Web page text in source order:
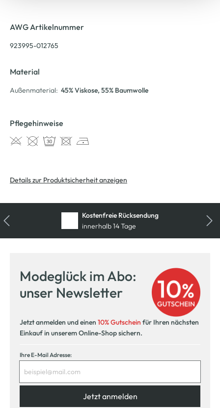
AWG Artikelnummer
923995-012765
Material
Außenmaterial: 45% Viskose, 55% Baumwolle
Pflegehinweise
Details zur Produktsicherheit anzeigen
Kostenfreie Rücksendung
innerhalb 14 Tage
Modeglück im Abo:
unser Newsletter
Jetzt anmelden und einen 10% Gutschein für Ihren nächsten
Einkauf in unserem Online-Shop sichern.
Ihre E-Mail Adresse:
Jetzt anmelden